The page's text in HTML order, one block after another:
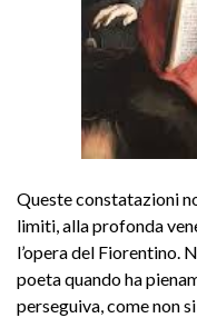
Queste constatazioni
limiti, alla profonda
l’opera del Fiorentino.
poeta quando ha
perseguiva, come non